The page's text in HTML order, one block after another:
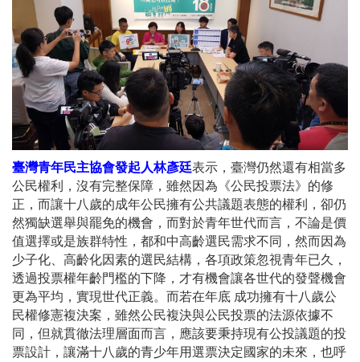
臺灣青年民主協會發起人林彥廷表示，臺灣仍然還有相當多
公民權利，沒有完整保障，雖然因為《公民投票法》的修
正，而讓十八歲的成年公民擁有公共議題表態的權利，卻仍
然獨缺選舉與罷免的機會，而對於青年世代而言，不論是價
值選擇或是族群特性，都和中高齡選民需求不同，然而因為
少子化、高齡化因素的選民結構，各項政策忽視青年已久，
透過投票權年齡門檻的下降，才有機會讓各世代的發聲機會
更為平均，實現世代正義。而若在年底 成功擁有十八歲公
民權修憲複決案，雖然公民複決與公民投票的法源依據不
同，但就貫徹法理層面而言，應該要秉持現有公投議題的投
票設計，讓滿十八歲的青少年用選票決定國家的未來，也呼